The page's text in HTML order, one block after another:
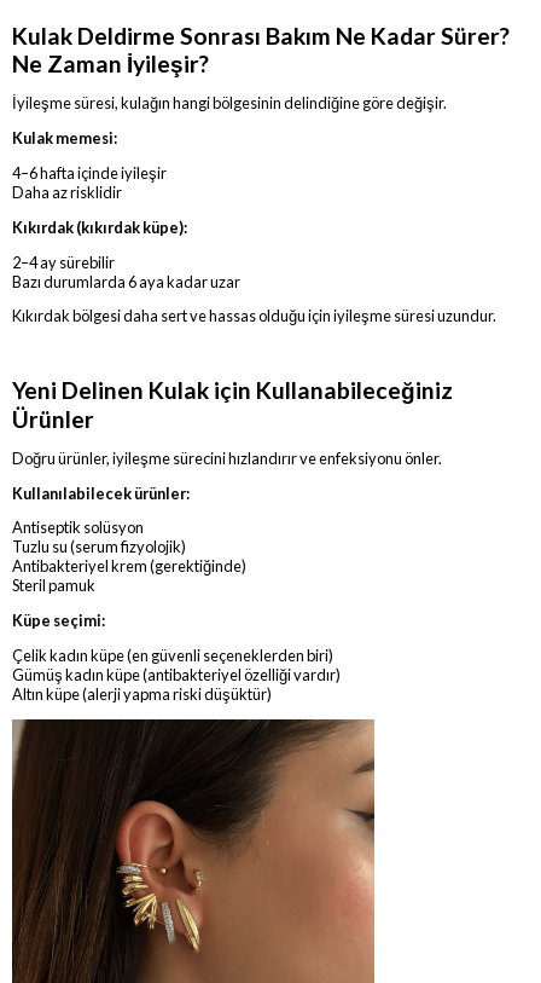
Kulak Deldirme Sonrası Bakım Ne Kadar Sürer?
Ne Zaman İyileşir?
İyileşme süresi, kulağın hangi bölgesinin delindiğine göre değişir.
Kulak memesi:
4–6 hafta içinde iyileşir
Daha az risklidir
Kıkırdak (kıkırdak küpe):
2–4 ay sürebilir
Bazı durumlarda 6 aya kadar uzar
Kıkırdak bölgesi daha sert ve hassas olduğu için iyileşme süresi uzundur.
Yeni Delinen Kulak için Kullanabileceğiniz
Ürünler
Doğru ürünler, iyileşme sürecini hızlandırır ve enfeksiyonu önler.
Kullanılabilecek ürünler:
Antiseptik solüsyon
Tuzlu su (serum fizyolojik)
Antibakteriyel krem (gerektiğinde)
Steril pamuk
Küpe seçimi:
Çelik kadın küpe (en güvenli seçeneklerden biri)
Gümüş kadın küpe (antibakteriyel özelliği vardır)
Altın küpe (alerji yapma riski düşüktür)